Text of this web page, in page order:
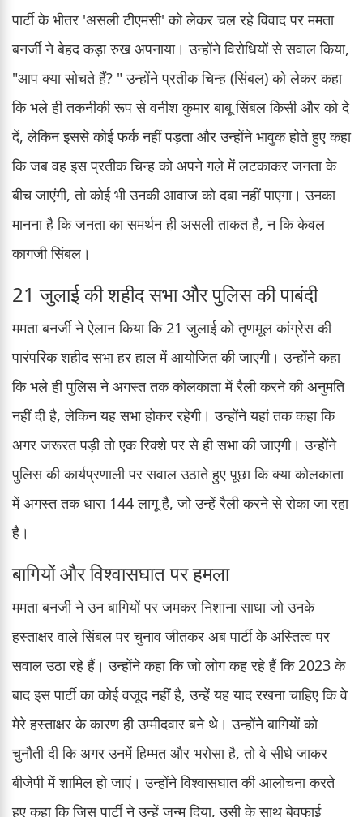
पार्टी के भीतर 'असली टीएमसी' को लेकर चल रहे विवाद पर ममता
बनर्जी ने बेहद कड़ा रुख अपनाया। उन्होंने विरोधियों से सवाल किया,
"आप क्या सोचते हैं? " उन्होंने प्रतीक चिन्ह (सिंबल) को लेकर कहा
कि भले ही तकनीकी रूप से वनीश कुमार बाबू सिंबल किसी और को दे
दें, लेकिन इससे कोई फर्क नहीं पड़ता और उन्होंने भावुक होते हुए कहा
कि जब वह इस प्रतीक चिन्ह को अपने गले में लटकाकर जनता के
बीच जाएंगी, तो कोई भी उनकी आवाज को दबा नहीं पाएगा। उनका
मानना है कि जनता का समर्थन ही असली ताकत है, न कि केवल
कागजी सिंबल।
21 जुलाई की शहीद सभा और पुलिस की पाबंदी
ममता बनर्जी ने ऐलान किया कि 21 जुलाई को तृणमूल कांग्रेस की
पारंपरिक शहीद सभा हर हाल में आयोजित की जाएगी। उन्होंने कहा
कि भले ही पुलिस ने अगस्त तक कोलकाता में रैली करने की अनुमति
नहीं दी है, लेकिन यह सभा होकर रहेगी। उन्होंने यहां तक कहा कि
अगर जरूरत पड़ी तो एक रिक्शे पर से ही सभा की जाएगी। उन्होंने
पुलिस की कार्यप्रणाली पर सवाल उठाते हुए पूछा कि क्या कोलकाता
में अगस्त तक धारा 144 लागू है, जो उन्हें रैली करने से रोका जा रहा
है।
बागियों और विश्वासघात पर हमला
ममता बनर्जी ने उन बागियों पर जमकर निशाना साधा जो उनके
हस्ताक्षर वाले सिंबल पर चुनाव जीतकर अब पार्टी के अस्तित्व पर
सवाल उठा रहे हैं। उन्होंने कहा कि जो लोग कह रहे हैं कि 2023 के
बाद इस पार्टी का कोई वजूद नहीं है, उन्हें यह याद रखना चाहिए कि वे
मेरे हस्ताक्षर के कारण ही उम्मीदवार बने थे। उन्होंने बागियों को
चुनौती दी कि अगर उनमें हिम्मत और भरोसा है, तो वे सीधे जाकर
बीजेपी में शामिल हो जाएं। उन्होंने विश्वासघात की आलोचना करते
हुए कहा कि जिस पार्टी ने उन्हें जन्म दिया, उसी के साथ बेवफाई